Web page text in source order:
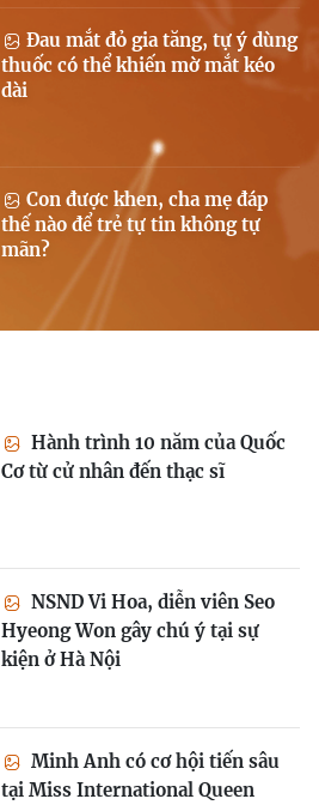
Đau mắt đỏ gia tăng, tự ý dùng
thuốc có thể khiến mờ mắt kéo
dài
Con được khen, cha mẹ đáp
thế nào để trẻ tự tin không tự
mãn?
Hành trình 10 năm của Quốc
Cơ từ cử nhân đến thạc sĩ
NSND Vi Hoa, diễn viên Seo
Hyeong Won gây chú ý tại sự
kiện ở Hà Nội
Minh Anh có cơ hội tiến sâu
tại Miss International Queen